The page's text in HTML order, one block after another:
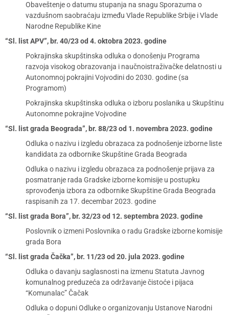
Obaveštenje o datumu stupanja na snagu Sporazuma o
vazdušnom saobraćaju između Vlade Republike Srbije i Vlade
Narodne Republike Kine
“Sl. list APV”, br. 40/23 od 4. oktobra 2023. godine
Pokrajinska skupštinska odluka o donošenju Programa
razvoja visokog obrazovanja i naučnoistraživačke delatnosti u
Autonomnoj pokrajini Vojvodini do 2030. godine (sa
Programom)
Pokrajinska skupštinska odluka o izboru poslanika u Skupštinu
Autonomne pokrajine Vojvodine
“Sl. list grada Beograda”, br. 88/23 od 1. novembra 2023. godine
Odluka o nazivu i izgledu obrazaca za podnošenje izborne liste
kandidata za odbornike Skupštine Grada Beograda
Odluka o nazivu i izgledu obrazaca za podnošenje prijava za
posmatranje rada Gradske izborne komisije u postupku
sprovođenja izbora za odbornike Skupštine Grada Beograda
raspisanih za 17. decembar 2023. godine
“Sl. list grada Bora”, br. 32/23 od 12. septembra 2023. godine
Poslovnik o izmeni Poslovnika o radu Gradske izborne komisije
grada Bora
“Sl. list grada Čačka”, br. 11/23 od 20. jula 2023. godine
Odluka o davanju saglasnosti na izmenu Statuta Javnog
komunalnog preduzeća za održavanje čistoće i pijaca
“Komunalac” Čačak
Odluka o dopuni Odluke o organizovanju Ustanove Narodni